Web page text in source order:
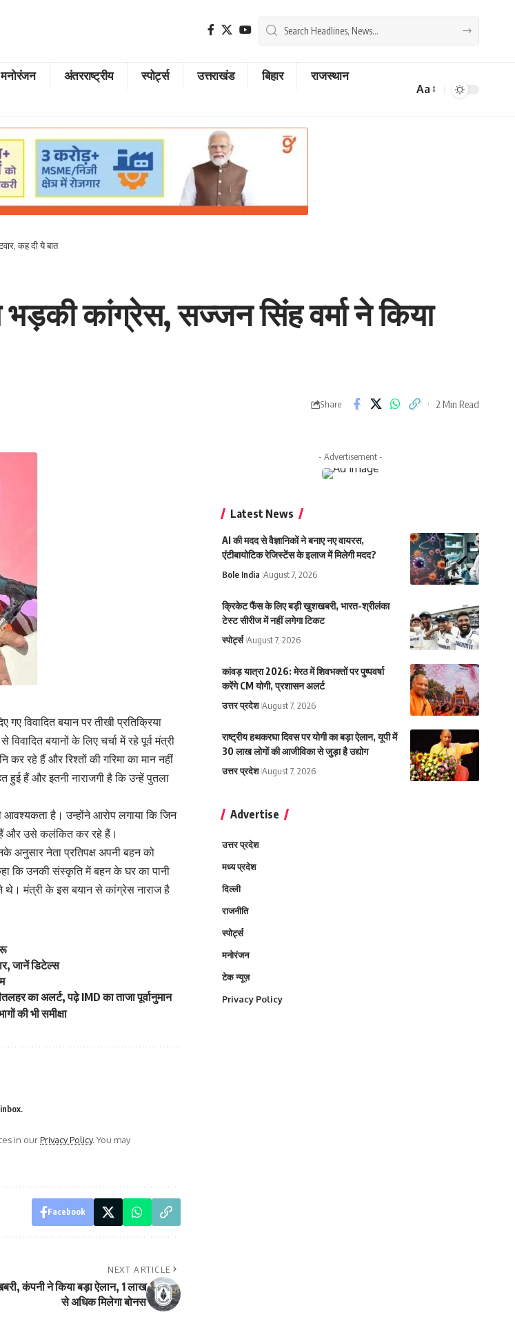
मनोरंजन अंतरराष्ट्रीय स्पोर्ट्स उत्तराखंड बिहार
राजस्थान
Font
Aa
कह दी ये बात
कांग्रेस, सज्जन सिंह वर्मा ने किया
Share 2 Min Read
गए विवादित बयान पर तीखी प्रतिक्रिया
बयानों के लिए चर्चा में रहे पूर्व मंत्री
कर रहे हैं और रिश्तों की गरिमा का मान नहीं
हैं और इतनी नाराजगी है कि उन्हें पुतला
है। उन्होंने आरोप लगाया कि जिन
हैं और उसे कलंकित कर रहे हैं।
अनुसार नेता प्रतिपक्ष अपनी बहन को
कि उनकी संस्कृति में बहन के घर का पानी
थे। मंत्री के इस बयान से कांग्रेस नाराज है
जानें डिटेल्स
का अलर्ट, पढ़े IMD का ताजा पूर्वानुमान
की भी समीक्षा
in ourPrivacy Policy. You may
Facebook
NEXT ARTICLE
कंपनी ने किया बड़ा ऐलान, 1 लाख
से अधिक मिलेगा बोनस
- Advertisement -
Latest News
AI की मदद से वैज्ञानिकों ने बनाए नए वायरस,
एंटीबायोटिक रेजिस्टेंस के इलाज में मिलेगी मदद?
Bole India August 7, 2026
क्रिकेट फैंस के लिए बड़ी खुशखबरी, भारत-श्रीलंका
टेस्ट सीरीज में नहीं लगेगा टिकट
स्पोर्ट्स August 7, 2026
कांवड़ यात्रा 2026: मेरठ में शिवभक्तों पर पुष्पवर्षा
करेंगे CM योगी, प्रशासन अलर्ट
उत्तर प्रदेश August 7, 2026
राष्ट्रीय हथकरघा दिवस पर योगी का बड़ा ऐलान, यूपी में
30 लाख लोगों की आजीविका से जुड़ा है उद्योग
उत्तर प्रदेश August 7, 2026
Advertise
उत्तर प्रदेश
मध्य प्रदेश
दिल्ली
राजनीति
स्पोर्ट्स
मनोरंजन
टेक न्यूज़
Privacy Policy